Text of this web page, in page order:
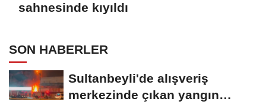
sahnesinde kıyıldı
SON HABERLER
Sultanbeyli'de alışveriş
merkezinde çıkan yangın